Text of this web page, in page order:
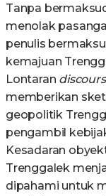
Tanpa
menolak
penulis
kemajuan
Lontaran
memberikan
geopolitik
pengambil
Kesadaran
Trenggalek
dipahami untuk